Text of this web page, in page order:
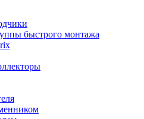
быстрого монтажа